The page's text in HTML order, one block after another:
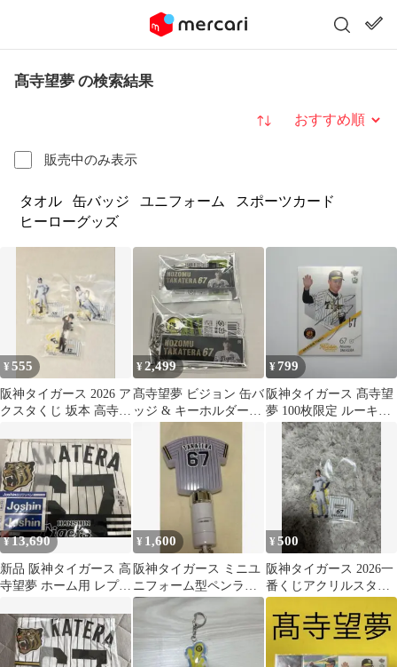
髙寺望夢 の検索結果
販売中のみ表示
並び替え
タオル 缶バッジ ユニフォーム
スポーツカード
ヒーローグッズ
¥555
阪神タイガース 2026 ア
クスタくじ 坂本 高寺
¥2,499
髙寺望夢 ビジョン 缶バ
ッジ & キーホルダー 2
¥799
阪神タイガース 髙寺望
夢 100枚限定 ルーキー
エディション
¥13,690
新品 阪神タイガース 高
寺望夢 ホーム用 レプリ
¥ 1,600
阪神タイガース ミニユ
ニフォーム型ペンライ
ト 高寺望夢 67
¥500
阪神タイガース 2026一
番くじアクリルスタン
ド 高寺望夢